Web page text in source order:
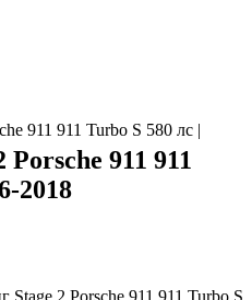
911 911 Turbo S 580 лс |
911 911
2018